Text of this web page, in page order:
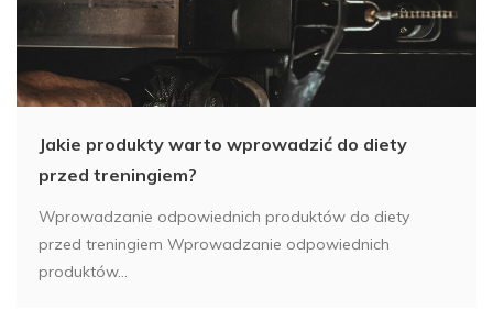
Jakie produkty warto wprowadzić do diety
przed treningiem?
Wprowadzanie odpowiednich produktów do diety
przed treningiem Wprowadzanie odpowiednich
produktów...